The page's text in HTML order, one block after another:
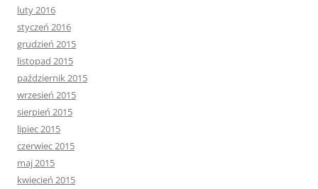
luty 2016
styczeń 2016
grudzień 2015
listopad 2015
październik 2015
wrzesień 2015
sierpień 2015
lipiec 2015
czerwiec 2015
maj 2015
kwiecień 2015